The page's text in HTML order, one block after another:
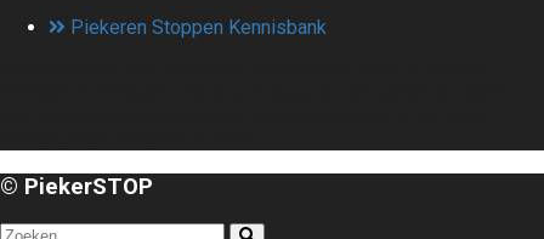
Piekeren Stoppen Kennisbank
© PiekerSTOP